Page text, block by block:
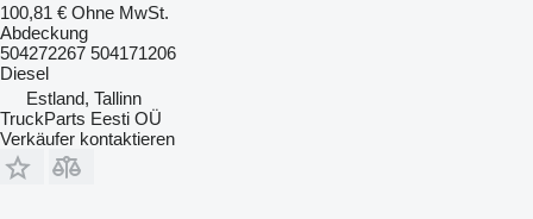
100,81 € Ohne MwSt.
Abdeckung
504272267 504171206
Diesel
Estland, Tallinn
TruckParts Eesti OÜ
Verkäufer kontaktieren